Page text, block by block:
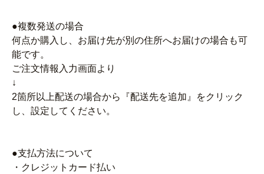
●複数発送の場合
何点か購入し、お届け先が別の住所へお届けの場合も可
能です。
ご注文情報入力画面より
↓
2箇所以上配送の場合から『配送先を追加』をクリック
し、設定してください。
●支払方法について
・クレジットカード払い